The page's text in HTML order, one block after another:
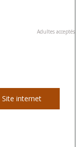
Adultes acceptés
Site internet